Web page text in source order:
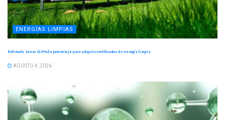
ENERGÍAS LIMPIAS
Refrenda Sener 13.9 % de porcentaje para adquirir certificados de energía limpia
AGOSTO 4, 2026